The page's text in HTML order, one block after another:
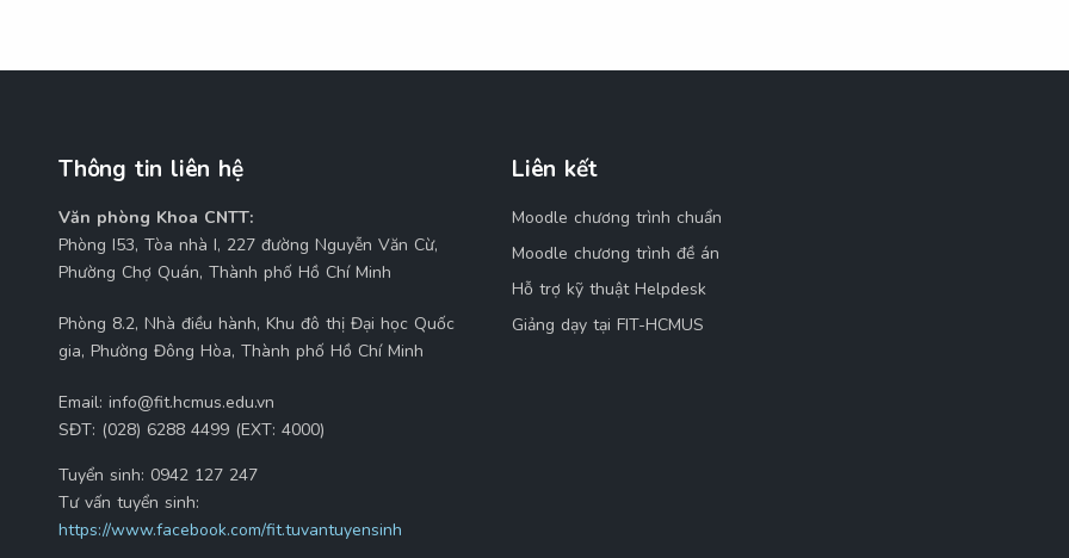
Thông tin liên hệ
Văn phòng Khoa CNTT:
Phòng I53, Tòa nhà I, 227 đường Nguyễn Văn Cừ,
Phường Chợ Quán, Thành phố Hồ Chí Minh
Phòng 8.2, Nhà điều hành, Khu đô thị Đại học Quốc
gia, Phường Đông Hòa, Thành phố Hồ Chí Minh
Email: info@fit.hcmus.edu.vn
SĐT: (028) 6288 4499 (EXT: 4000)
Tuyển sinh: 0942 127 247
Tư vấn tuyển sinh:
https://www.facebook.com/fit.tuvantuyensinh
Liên kết
Moodle chương trình chuẩn
Moodle chương trình đề án
Hỗ trợ kỹ thuật Helpdesk
Giảng dạy tại FIT-HCMUS